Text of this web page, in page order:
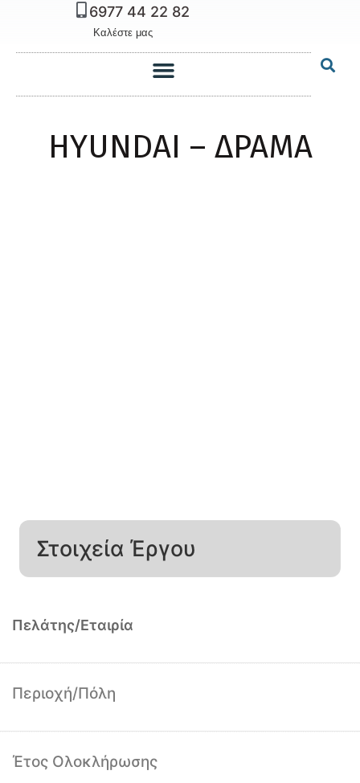
6977 44 22 82
Καλέστε μας
HYUNDAI – ΔΡΑΜΑ
Στοιχεία Έργου
Πελάτης/Εταιρία
Περιοχή/Πόλη
Έτος Ολοκλήρωσης